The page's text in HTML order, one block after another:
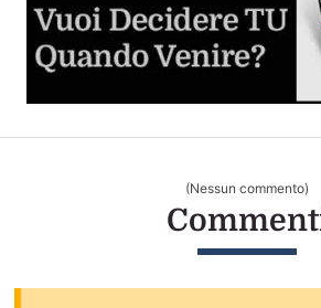
Dilatatore Anale (Butt Plug o
Sesso Anale per la Prima Volta
La guida step by step per
(Nessun commento)